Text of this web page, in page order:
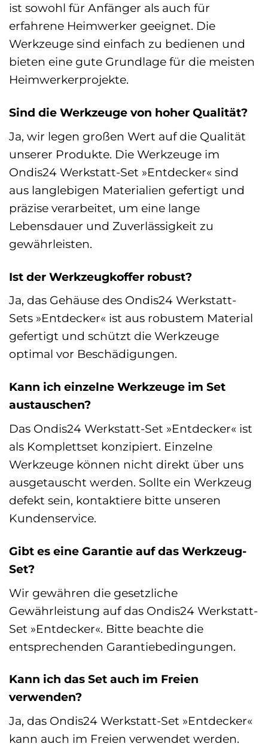
ist sowohl für Anfänger als auch für
erfahrene Heimwerker geeignet. Die
Werkzeuge sind einfach zu bedienen und
bieten eine gute Grundlage für die meisten
Heimwerkerprojekte.
Sind die Werkzeuge von hoher Qualität?
Ja, wir legen großen Wert auf die Qualität
unserer Produkte. Die Werkzeuge im
Ondis24 Werkstatt-Set »Entdecker« sind
aus langlebigen Materialien gefertigt und
präzise verarbeitet, um eine lange
Lebensdauer und Zuverlässigkeit zu
gewährleisten.
Ist der Werkzeugkoffer robust?
Ja, das Gehäuse des Ondis24 Werkstatt-
Sets »Entdecker« ist aus robustem Material
gefertigt und schützt die Werkzeuge
optimal vor Beschädigungen.
Kann ich einzelne Werkzeuge im Set
austauschen?
Das Ondis24 Werkstatt-Set »Entdecker« ist
als Komplettset konzipiert. Einzelne
Werkzeuge können nicht direkt über uns
ausgetauscht werden. Sollte ein Werkzeug
defekt sein, kontaktiere bitte unseren
Kundenservice.
Gibt es eine Garantie auf das Werkzeug-
Set?
Wir gewähren die gesetzliche
Gewährleistung auf das Ondis24 Werkstatt-
Set »Entdecker«. Bitte beachte die
entsprechenden Garantiebedingungen.
Kann ich das Set auch im Freien
verwenden?
Ja, das Ondis24 Werkstatt-Set »Entdecker«
kann auch im Freien verwendet werden.